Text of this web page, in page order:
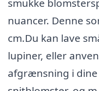
smukke
nuancer. Denne
cm.Du kan lave
lupiner, eller
afgrænsning i